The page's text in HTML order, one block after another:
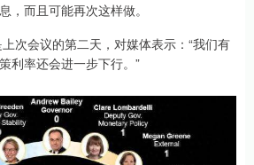
，而且可能再次这样做。
次会议的第二天，对媒体表示：“我们有
利率还会进一步下行。”